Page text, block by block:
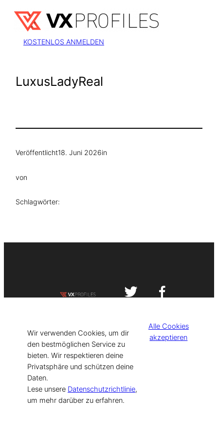
Inhalt
springen
KOSTENLOS ANMELDEN
LuxusLadyReal
Veröffentlicht18. Juni 2026in
von
Schlagwörter:
[current_year] VISIT-X. Made with
for Models & Influencers!
Wir verwenden Cookies, um dir
den bestmöglichen Service zu
bieten. Wir respektieren deine
Privatsphäre und schützen deine
Daten.
Lese unsere Datenschutzrichtlinie,
um mehr darüber zu erfahren.
Alle Cookies
akzeptieren